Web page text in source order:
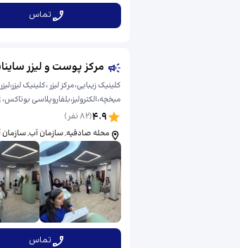
تماس
مرکز پوست و لیزر
کلینیک زیبایی،مرکز لیزر ،کلینیک
میخچه،الکترولیز،بلفاروپلاسی
4.9
(
82 نفر)
محله صادقیه, سازمان آب, سازمان آب
تماس